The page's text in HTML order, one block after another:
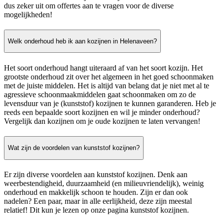
dus zeker uit om offertes aan te vragen voor de diverse
mogelijkheden!
Welk onderhoud heb ik aan kozijnen in Helenaveen?
Het soort onderhoud hangt uiteraard af van het soort kozijn. Het
grootste onderhoud zit over het algemeen in het goed schoonmaken
met de juiste middelen. Het is altijd van belang dat je niet met al te
agressieve schoonmaakmiddelen gaat schoonmaken om zo de
levensduur van je (kunststof) kozijnen te kunnen garanderen. Heb je
reeds een bepaalde soort kozijnen en wil je minder onderhoud?
Vergelijk dan kozijnen om je oude kozijnen te laten vervangen!
Wat zijn de voordelen van kunststof kozijnen?
Er zijn diverse voordelen aan kunststof kozijnen. Denk aan
weerbestendigheid, duurzaamheid (en milieuvriendelijk), weinig
onderhoud en makkelijk schoon te houden. Zijn er dan ook
nadelen? Een paar, maar in alle eerlijkheid, deze zijn meestal
relatief! Dit kun je lezen op onze pagina kunststof kozijnen.